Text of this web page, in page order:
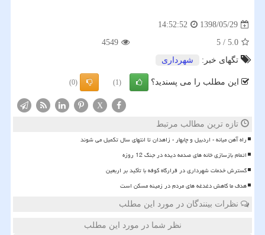
1398/05/29
14:52:52
5.0
/
5
4549
تگهای خبر:
شهرداری
این مطلب را می پسندید؟ (1)
(0)
X
تازه ترین مطالب مرتبط
راه آهن میانه - اردبیل و چابهار - زاهدان تا انتهای سال تکمیل می شوند
اتمام بازسازی خانه های صدمه دیده در جنگ 12 روزه
گسترش خدمات شهرداری در قرارگاه کوفه با تأکید بر اربعین
هدف ما کاهش دغدغه های مردم در زمینه مسکن است
نظرات بینندگان در مورد این مطلب
نظر شما در مورد این مطلب